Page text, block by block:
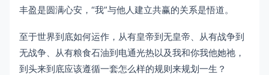
丰盈是圆满心安，“我”与他人建立共赢的关系是悟道。
至于世界到底如何运作，从有皇帝到无皇帝、从有战争到
无战争、从有粮食石油到电通光热以及我和你我他她祂，
到头来到底应该遵循一套怎么样的规则来规划一生？